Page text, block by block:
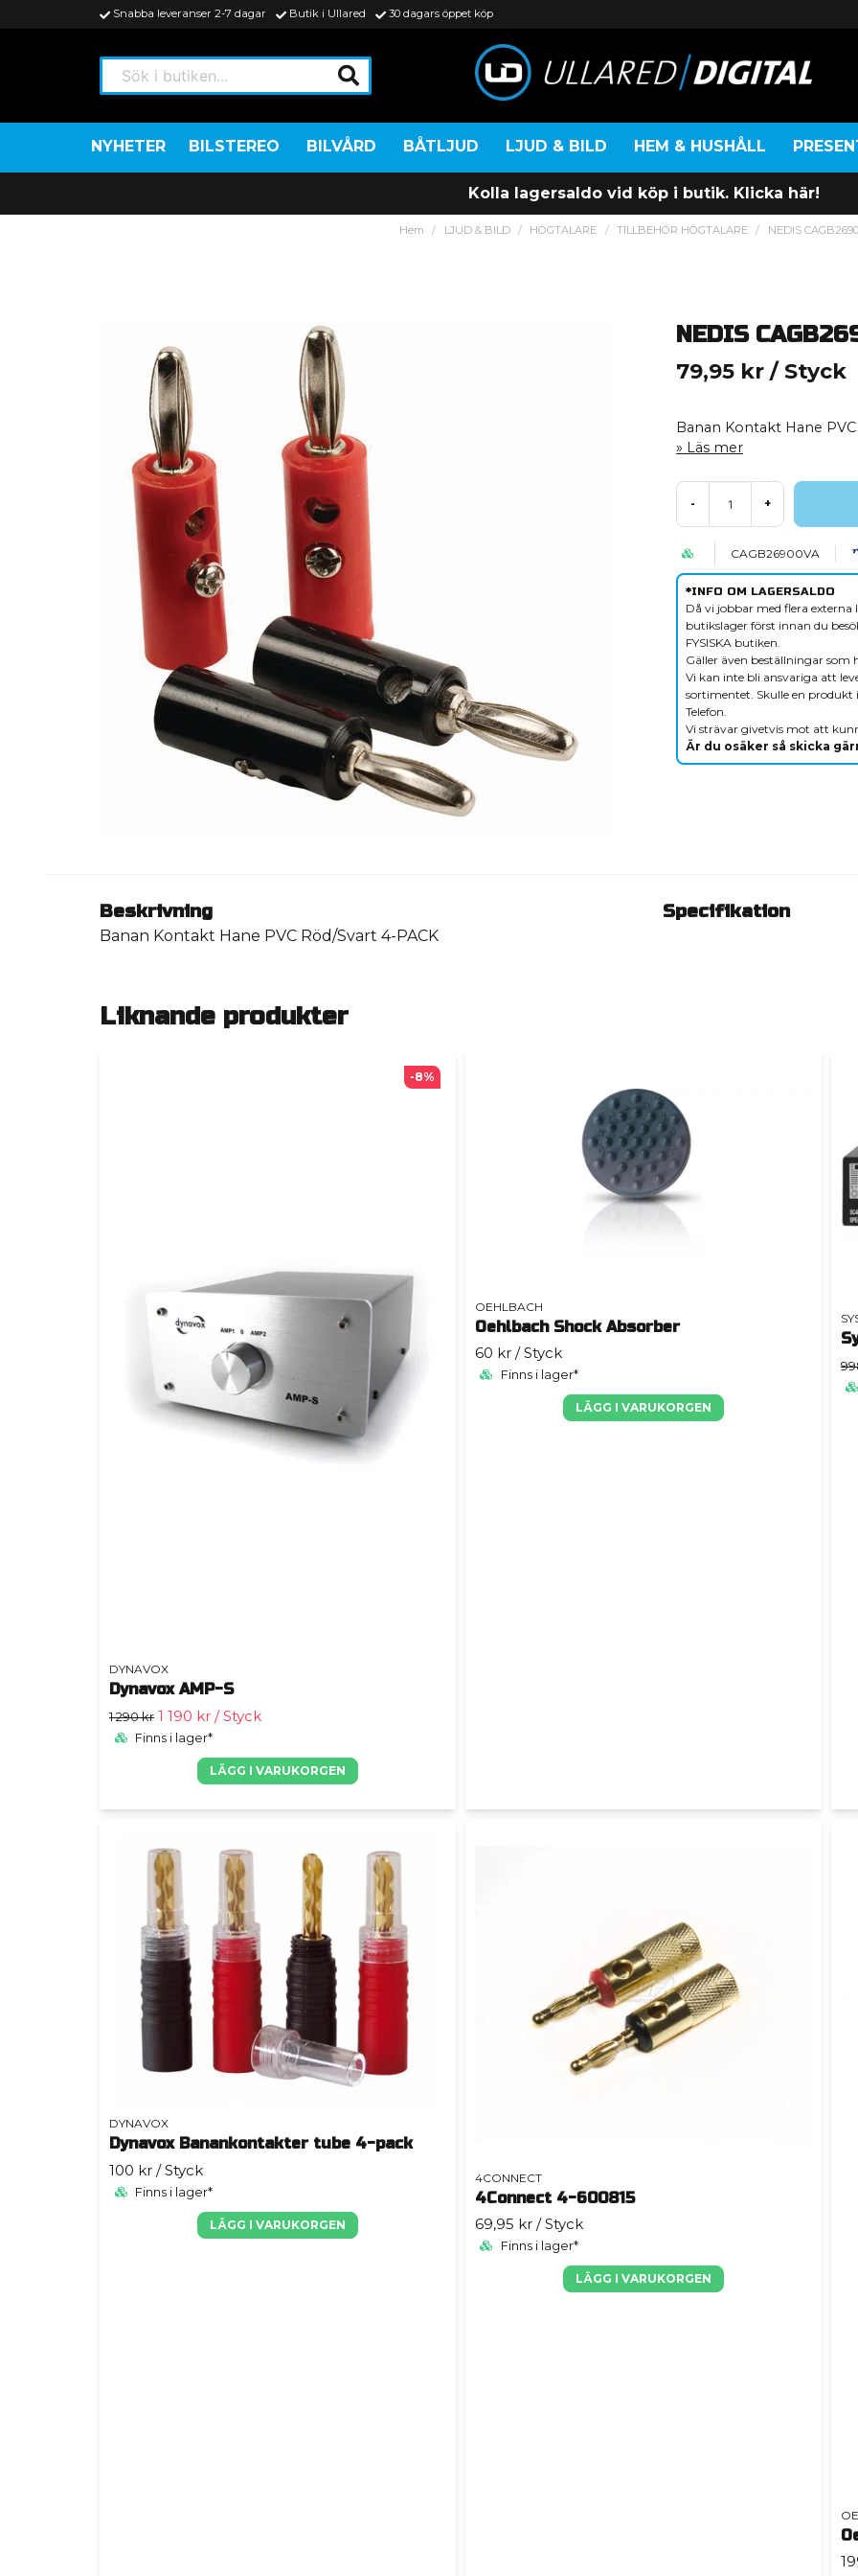
Snabba leveranser 2-7 dagar Butik i Ullared 30 dagars öppet köp
Sök i butiken...
NYHETER BILSTEREO BILVÅRD BÅTLJUD LJUD & BILD HEM & HUSHÅLL
Kolla lagersaldo vid köp i butik. Klicka här!
Hem LJUD & BILD HÖGTALARE TILLBEHÖR HÖGTALARE NEDIS
NEDIS
79,95 kr / Styck
Banan Kontakt Hane
Läs mer
- +
CAGB26900VA
*INFO OM LAGERSALDO
Då vi jobbar med flera
butikslager först innan du
FYSISKA butiken.
Gäller även beställningar som
Vi kan inte bli ansvariga att
sortimentet. Skulle en produkt
Telefon.
Vi strävar givetvis mot att
Är du osäker så skicka
Beskrivning
Banan Kontakt Hane PVC Röd/Svart 4-PACK
Specifikation
Liknande produkter
DYNAVOX
Dynavox AMP-S
1 290 kr 1 190 kr / Styck
Finns i lager*
LÄGG I VARUKORGEN
-8%
OEHLBACH
Oehlbach Shock Absorber
60 kr / Styck
Finns i lager*
LÄGG I VARUKORGEN
DYNAVOX
Dynavox Banankontakter tube 4-pack
100 kr / Styck
Finns i lager*
LÄGG I VARUKORGEN
4CONNECT
4Connect 4-600815
69,95 kr / Styck
Finns i lager*
LÄGG I VARUKORGEN